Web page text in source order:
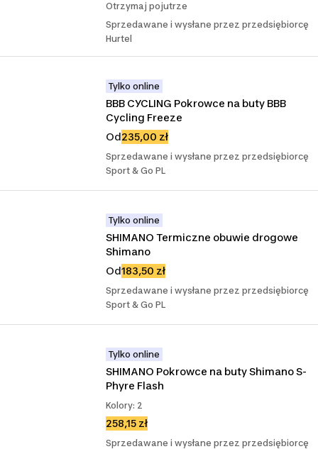
Otrzymaj pojutrze
Sprzedawane i wysłane przez przedsiębiorcę
Hurtel
Tylko online
BBB CYCLING Pokrowce na buty BBB
Cycling Freeze
Od235,00 zł
Sprzedawane i wysłane przez przedsiębiorcę
Sport & Go PL
Tylko online
SHIMANO Termiczne obuwie drogowe
Shimano
Od183,50 zł
Sprzedawane i wysłane przez przedsiębiorcę
Sport & Go PL
Tylko online
SHIMANO Pokrowce na buty Shimano S-
Phyre Flash
Kolory: 2
258,15 zł
Sprzedawane i wysłane przez przedsiębiorcę